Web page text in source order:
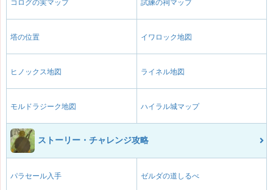
コログの実マップ 試練の祠マップ
塔の位置 イワロック地図
ヒノックス地図 ライネル地図
モルドラジーク地図 ハイラル城マップ
ストーリー・チャレンジ攻略
パラセール入手 ゼルダの道しるべ